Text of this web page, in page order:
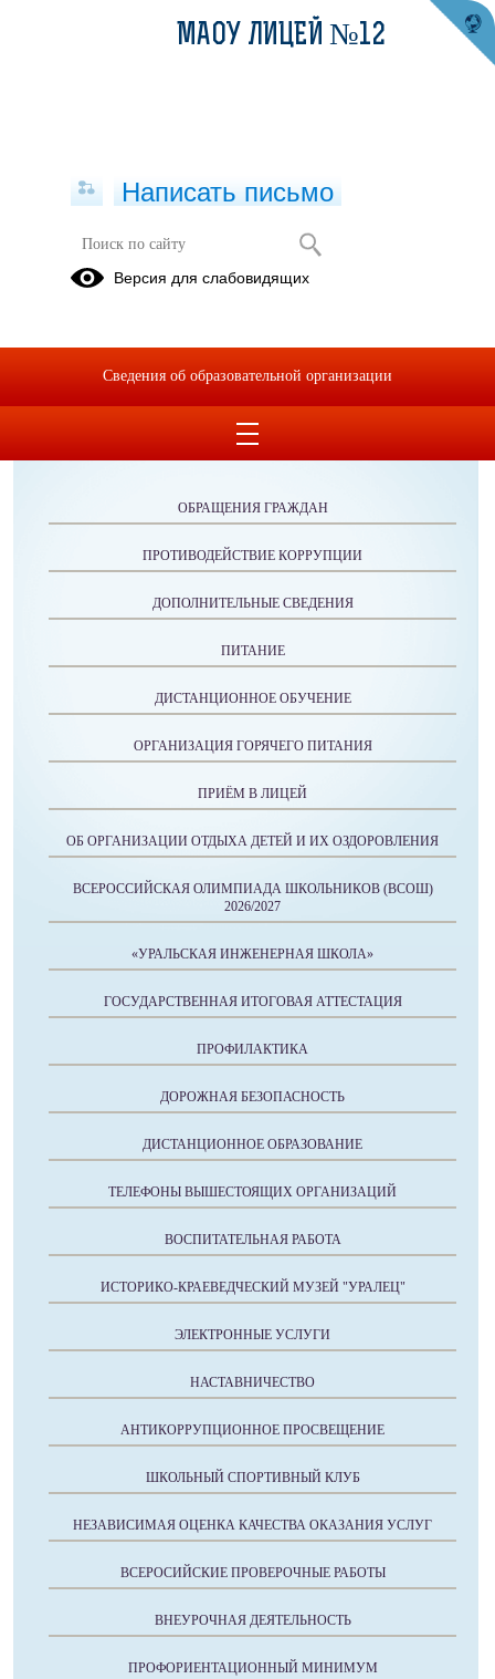
Антикоррупционная экспертиза
ОБРАЩЕНИЯ ГРАЖДАН
ПРОТИВОДЕЙСТВИЕ КОРРУПЦИИ
ДОПОЛНИТЕЛЬНЫЕ СВЕДЕНИЯ
ПИТАНИЕ
ДИСТАНЦИОННОЕ ОБУЧЕНИЕ
ОРГАНИЗАЦИЯ ГОРЯЧЕГО ПИТАНИЯ
ПРИЁМ В ЛИЦЕЙ
ОБ ОРГАНИЗАЦИИ ОТДЫХА ДЕТЕЙ И ИХ ОЗДОРОВЛЕНИЯ
ВСЕРОССИЙСКАЯ ОЛИМПИАДА ШКОЛЬНИКОВ (ВСОШ)
2026/2027
«УРАЛЬСКАЯ ИНЖЕНЕРНАЯ ШКОЛА»
ГОСУДАРСТВЕННАЯ ИТОГОВАЯ АТТЕСТАЦИЯ
ПРОФИЛАКТИКА
ДОРОЖНАЯ БЕЗОПАСНОСТЬ
ДИСТАНЦИОННОЕ ОБРАЗОВАНИЕ
ТЕЛЕФОНЫ ВЫШЕСТОЯЩИХ ОРГАНИЗАЦИЙ
ВОСПИТАТЕЛЬНАЯ РАБОТА
ИСТОРИКО-КРАЕВЕДЧЕСКИЙ МУЗЕЙ "УРАЛЕЦ"
ЭЛЕКТРОННЫЕ УСЛУГИ
НАСТАВНИЧЕСТВО
АНТИКОРРУПЦИОННОЕ ПРОСВЕЩЕНИЕ
ШКОЛЬНЫЙ СПОРТИВНЫЙ КЛУБ
НЕЗАВИСИМАЯ ОЦЕНКА КАЧЕСТВА ОКАЗАНИЯ УСЛУГ
ВСЕРОСИЙСКИЕ ПРОВЕРОЧНЫЕ РАБОТЫ
ВНЕУРОЧНАЯ ДЕЯТЕЛЬНОСТЬ
ПРОФОРИЕНТАЦИОННЫЙ МИНИМУМ
МАОУ ЛИЦЕЙ №12
Написать письмо
Версия для слабовидящих
Сведения об образовательной организации